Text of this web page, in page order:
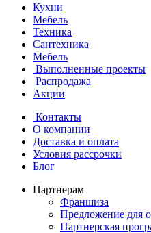
Кухни
Мебель
Техника
Сантехника
Мебель
Выполненные проекты
Распродажа
Акции
Контакты
О компании
Доставка и оплата
Условия рассрочки
Блог
Партнерам
Франшиза
Предложение для
Партнерская